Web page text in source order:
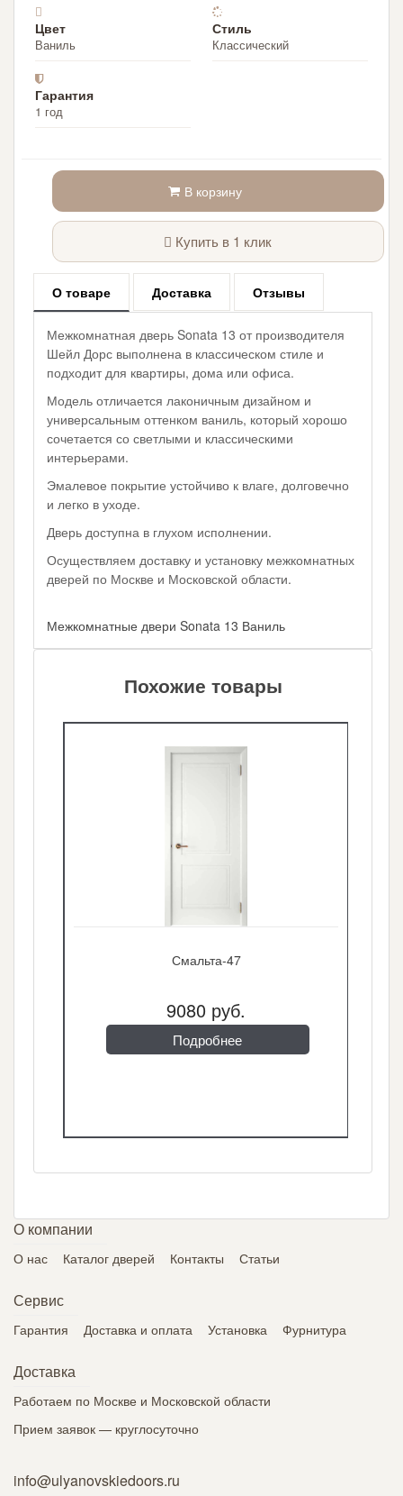
Цвет
Ваниль
Стиль
Классический
Гарантия
1 год
В корзину
Купить в 1 клик
О товаре Доставка Отзывы
Межкомнатная дверь Sonata 13 от производителя
Шейл Дорс выполнена в классическом стиле и
подходит для квартиры, дома или офиса.
Модель отличается лаконичным дизайном и
универсальным оттенком ваниль, который хорошо
сочетается со светлыми и классическими
интерьерами.
Эмалевое покрытие устойчиво к влаге, долговечно
и легко в уходе.
Дверь доступна в глухом исполнении.
Осуществляем доставку и установку межкомнатных
дверей по Москве и Московской области.
Межкомнатные двери Sonata 13 Ваниль
Похожие товары
Смальта-47
9080 руб.
Подробнее
О компании
О нас Каталог дверей Контакты Статьи
Сервис
Гарантия Доставка и оплата Установка Фурнитура
Доставка
Работаем по Москве и Московской области
Прием заявок — круглосуточно
info@ulyanovskiedoors.ru